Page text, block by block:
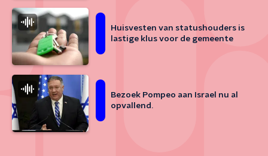
Huisvesten van statushouders is
lastige klus voor de gemeente
Bezoek Pompeo aan Israel nu al
opvallend.